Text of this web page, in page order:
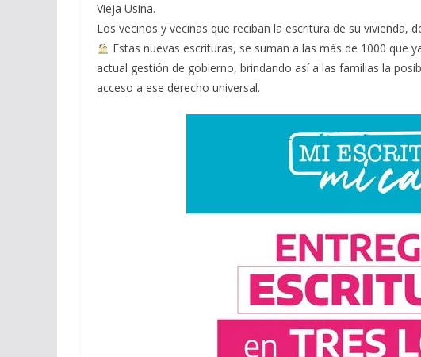
Vieja Usina.
Los vecinos y vecinas que reciban la escritura de su vivienda,
Estas nuevas escrituras, se suman a las más de 1000 que
actual gestión de gobierno, brindando así a las familias la
acceso a ese derecho universal.